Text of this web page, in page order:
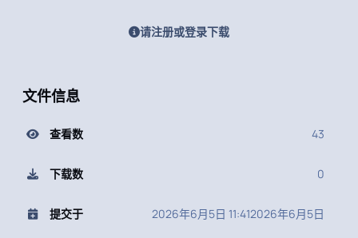
请注册或登录下载
文件信息
查看数 43
下载数 0
提交于 2026年6月5日 11:412026年6月5日